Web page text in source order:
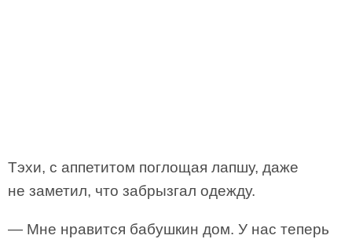
Тэхи, с аппетитом поглощая лапшу, даже
не заметил, что забрызгал одежду.
— Мне нравится бабушкин дом. У нас теперь